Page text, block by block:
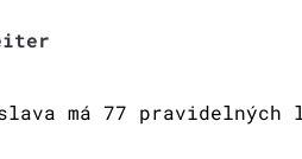
má 77 pravidelných